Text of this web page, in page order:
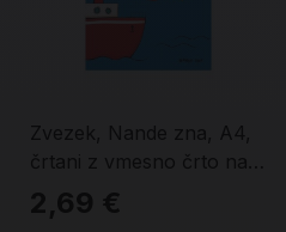
Zvezek, Nande zna, A4,
črtani z vmesno črto na
obeh straneh
2,69 €